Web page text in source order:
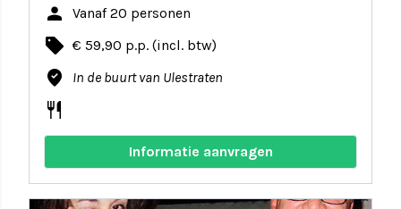
person Vanaf 20 personen
local_offer € 59,90 p.p. (incl. btw)
where_to_vote In de buurt van Ulestraten
restaurant
Informatie aanvragen